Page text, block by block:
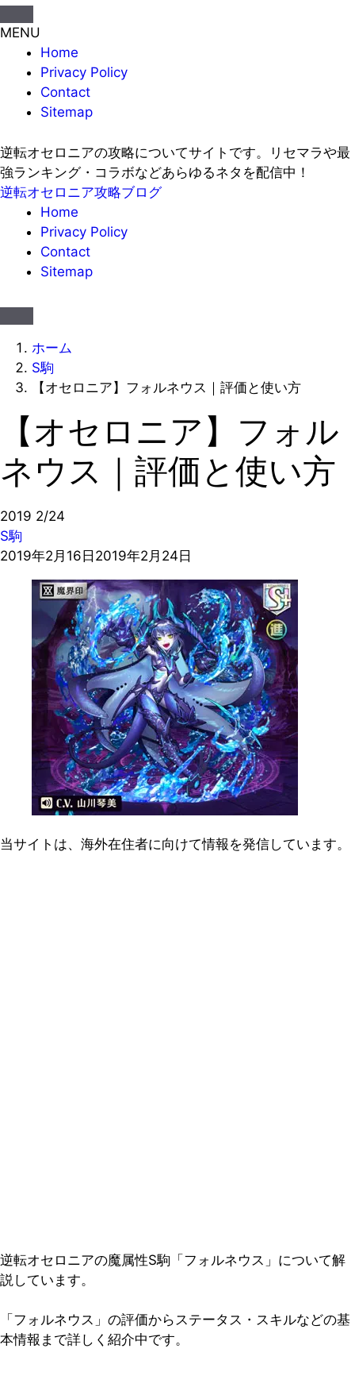
MENU
Home
Privacy Policy
Contact
Sitemap
逆転オセロニアの攻略についてサイトです。リセマラや最
強ランキング・コラボなどあらゆるネタを配信中！
逆転オセロニア攻略ブログ
Home
Privacy Policy
Contact
Sitemap
ホーム
S駒
【オセロニア】フォルネウス｜評価と使い方
【オセロニア】フォル
ネウス｜評価と使い方
2019 2/24
S駒
2019年2月16日 2019年2月24日
当サイトは、海外在住者に向けて情報を発信しています。
逆転オセロニアの魔属性S駒「フォルネウス」について解
説しています。
「フォルネウス」の評価からステータス・スキルなどの基
本情報まで詳しく紹介中です。